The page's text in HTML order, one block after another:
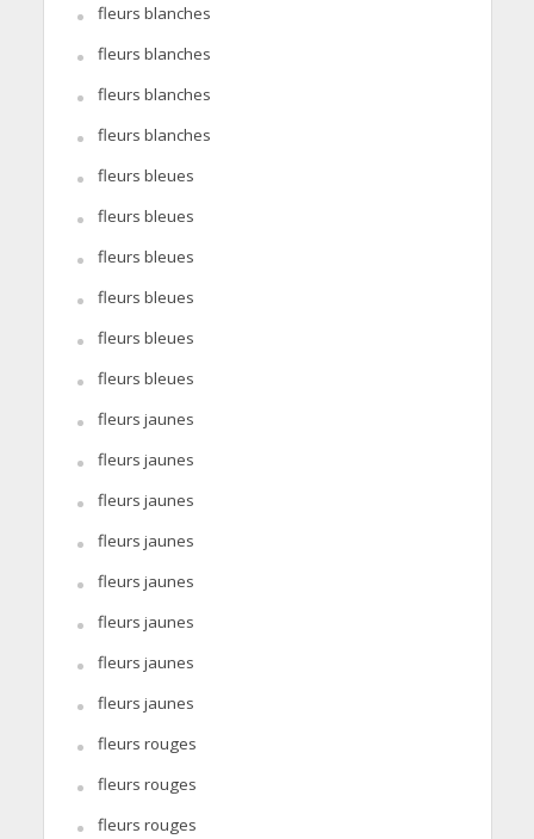
fleurs blanches
fleurs blanches
fleurs blanches
fleurs blanches
fleurs bleues
fleurs bleues
fleurs bleues
fleurs bleues
fleurs bleues
fleurs bleues
fleurs jaunes
fleurs jaunes
fleurs jaunes
fleurs jaunes
fleurs jaunes
fleurs jaunes
fleurs jaunes
fleurs jaunes
fleurs rouges
fleurs rouges
fleurs rouges